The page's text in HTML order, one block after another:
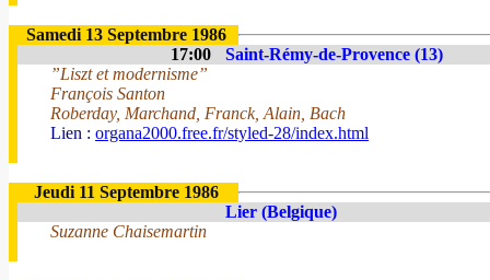
Samedi 13 Septembre 1986
17:00
Saint-Rémy-de-Provence (13)
”Liszt et modernisme”
François Santon
Roberday, Marchand, Franck, Alain, Bach
Lien : organa2000.free.fr/styled-28/index.html
Jeudi 11 Septembre 1986
Lier (Belgique)
Suzanne Chaisemartin